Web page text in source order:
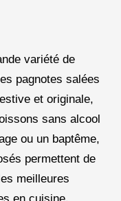
variété de
pagnotes salées
et originale,
sans alcool
ou un baptême,
permettent de
meilleures